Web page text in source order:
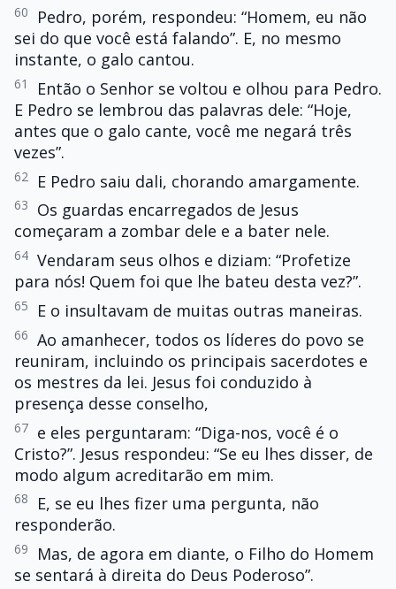
60
Pedro, porém, respondeu: “Homem, eu não
sei do que você está falando”. E, no mesmo
instante, o galo cantou.
61
Então o Senhor se voltou e olhou para Pedro.
E Pedro se lembrou das palavras dele: “Hoje,
antes que o galo cante, você me negará três
vezes”.
62 E Pedro saiu dali, chorando amargamente.
63
Os guardas encarregados de Jesus
começaram a zombar dele e a bater nele.
64 Vendaram seus olhos e diziam: “Profetize
para nós! Quem foi que lhe bateu desta vez?”.
65 E o insultavam de muitas outras maneiras.
66 Ao amanhecer, todos os líderes do povo se
reuniram, incluindo os principais sacerdotes e
os mestres da lei. Jesus foi conduzido à
presença desse conselho,
67 e eles perguntaram: “Diga-nos, você é o
Cristo?”. Jesus respondeu: “Se eu lhes disser, de
modo algum acreditarão em mim.
68
E, se eu lhes fizer uma pergunta, não
responderão.
69
Mas, de agora em diante, o Filho do Homem
se sentará à direita do Deus Poderoso”.